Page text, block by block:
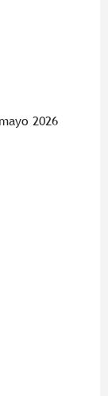
2026